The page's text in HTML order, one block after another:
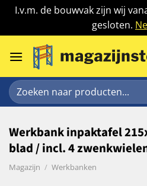
I.v.m. de bouwvak zijn wij
gesloten.
naar
Zoeken
naar:
Werkbank inpaktafel
blad / incl. 4
Magazijn / Werkbanken